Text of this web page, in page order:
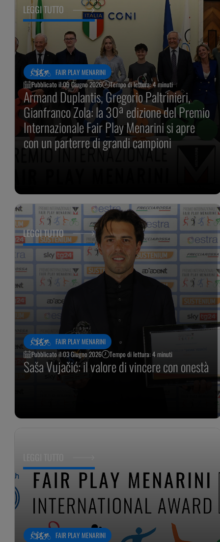
FAIR PLAY MENARINI
Pubblicato il:09 Giugno 2026 Tempo di lettura: 4 minuti
Armand Duplantis, Gregorio Paltrinieri,
Gianfranco Zola: la 30ª edizione del Premio
Internazionale Fair Play Menarini si apre
con un parterre di grandi campioni
LEGGI TUTTO
FAIR PLAY MENARINI
Pubblicato il:03 Giugno 2026 Tempo di lettura: 4 minuti
Saša Vujačić: il valore di vincere con onestà
LEGGI TUTTO
FAIR PLAY MENARINI